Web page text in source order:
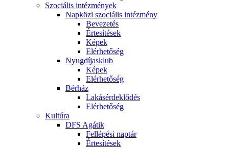
Szociális intézmények
Napközi szociális intézmény
Bevezetés
Értesítések
Képek
Elérhetőség
Nyugdíjasklub
Képek
Elérhetőség
Bérház
Lakásérdeklődés
Elérhetőség
Kultúra
DFS Agátik
Fellépési naptár
Értesítések